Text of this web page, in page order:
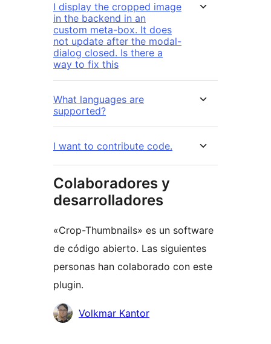
I display the cropped image
in the backend in an
custom meta-box. It does
not update after the modal-
dialog closed. Is there a
way to fix this
What languages are
supported?
I want to contribute code.
Colaboradores y
desarrolladores
«Crop-Thumbnails» es un software
de código abierto. Las siguientes
personas han colaborado con este
plugin.
Colaboradores
Volkmar Kantor